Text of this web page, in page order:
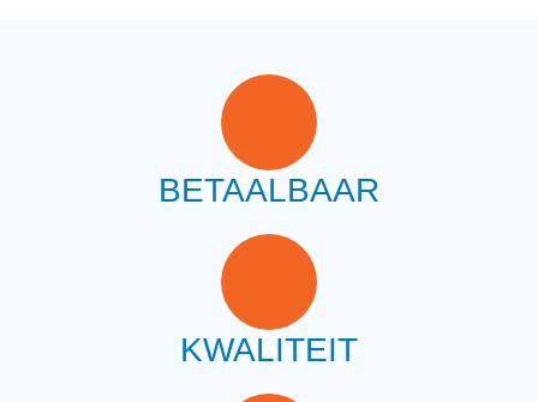
BETAALBAAR
KWALITEIT